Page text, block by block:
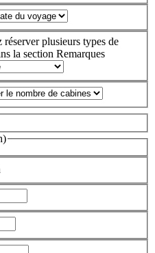
plusieurs types de
la section Remarques